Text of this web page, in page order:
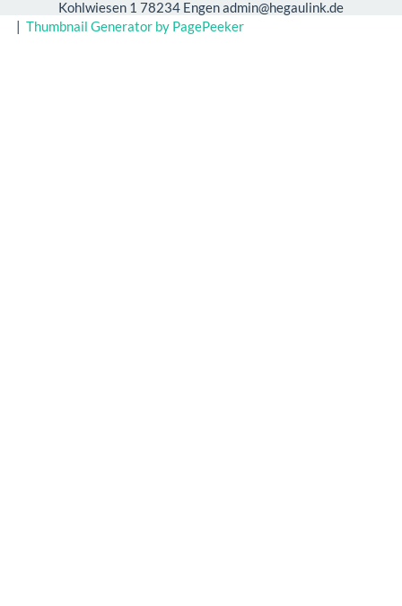
Kohlwiesen 1 78234 Engen admin@hegaulink.de
| Thumbnail Generator by PagePeeker